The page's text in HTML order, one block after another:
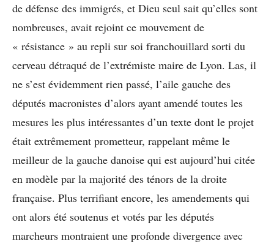
de défense des immigrés, et Dieu seul sait qu’elles sont
nombreuses, avait rejoint ce mouvement de
« résistance » au repli sur soi franchouillard sorti du
cerveau détraqué de l’extrémiste maire de Lyon. Las, il
ne s’est évidemment rien passé, l’aile gauche des
députés macronistes d’alors ayant amendé toutes les
mesures les plus intéressantes d’un texte dont le projet
était extrêmement prometteur, rappelant même le
meilleur de la gauche danoise qui est aujourd’hui citée
en modèle par la majorité des ténors de la droite
française. Plus terrifiant encore, les amendements qui
ont alors été soutenus et votés par les députés
marcheurs montraient une profonde divergence avec